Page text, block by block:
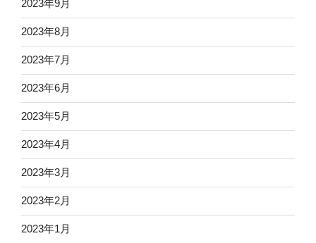
2023年9月
2023年8月
2023年7月
2023年6月
2023年5月
2023年4月
2023年3月
2023年2月
2023年1月